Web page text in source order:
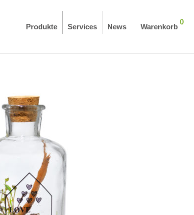
Warenkorb
0
Produkte Services News